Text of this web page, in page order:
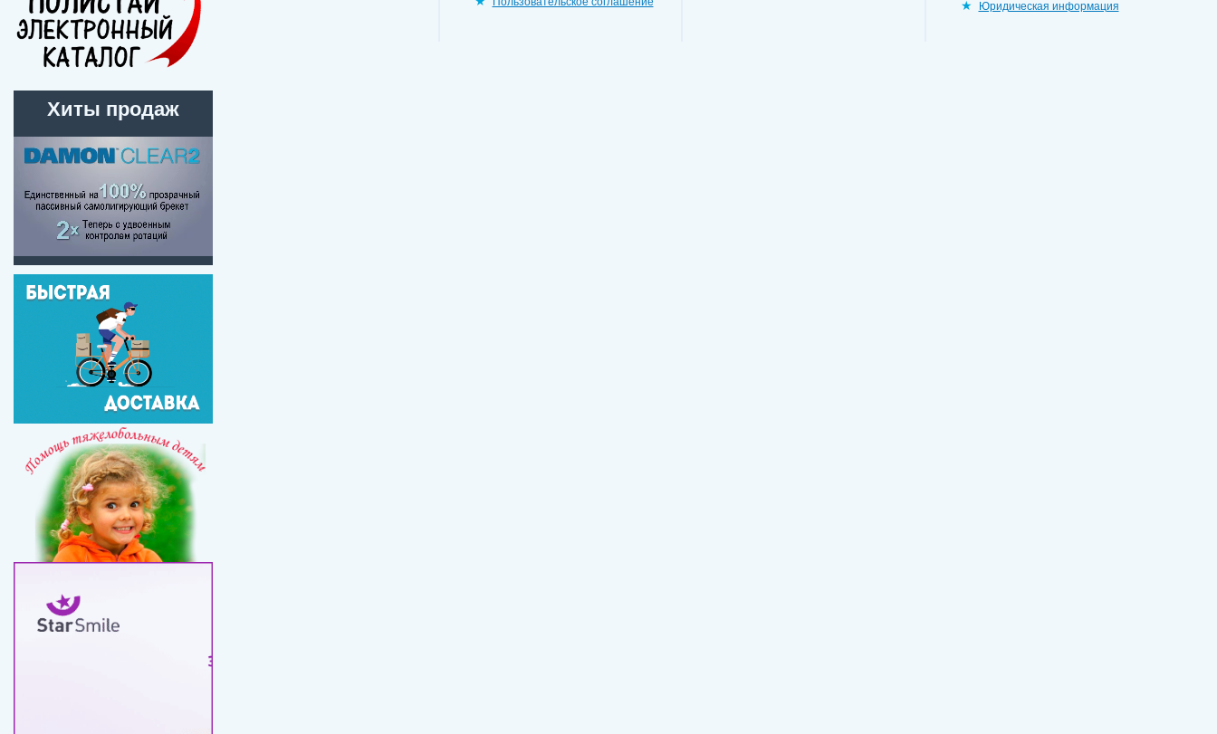
Юридическая информация
Хиты продаж